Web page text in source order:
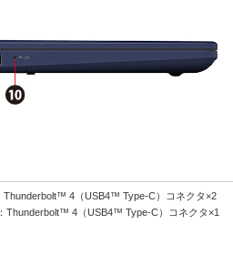
4（USB4™ Type-C）コネクタ×2
Thunderbolt™ 4（USB4™ Type-C）コネクタ×1